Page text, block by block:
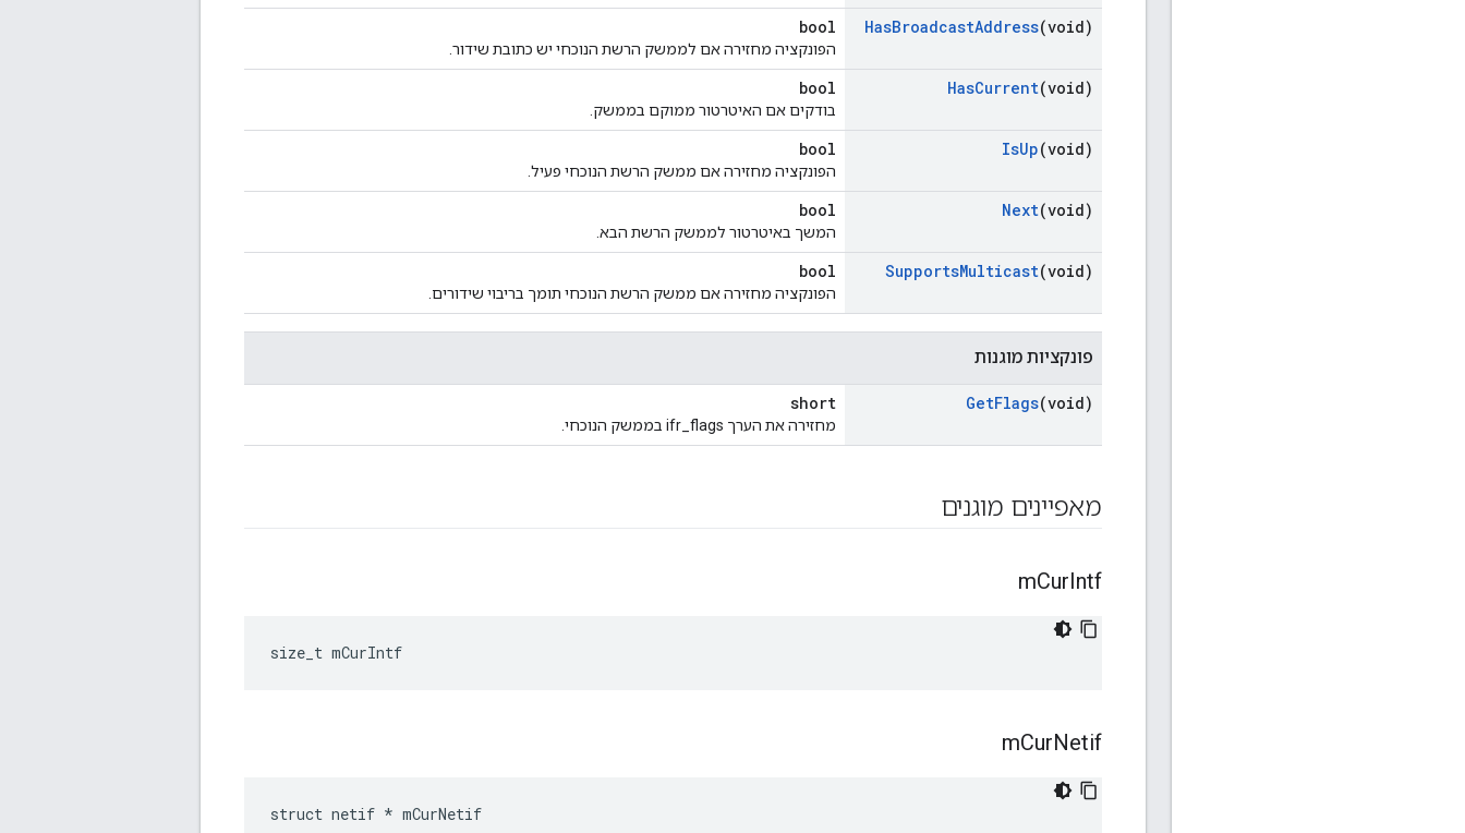
HasBroadcastAddress(void)
bool
הפונקציה מחזירה אם לממשק הרשת הנוכחי יש כתובת שידור.
HasCurrent(void)
bool
בודקים אם האיטרטור ממוקם בממשק.
IsUp(void)
bool
הפונקציה מחזירה אם ממשק הרשת הנוכחי פעיל.
Next(void)
bool
המשך באיטרטור לממשק הרשת הבא.
SupportsMulticast(void)
bool
הפונקציה מחזירה אם ממשק הרשת הנוכחי תומך בריבוי שידורים.
פונקציות מוגנות
GetFlags(void)
short
מחזירה את הערך ifr_flags בממשק הנוכחי.
מאפיינים מוגנים
mCurIntf
size_t mCurIntf
mCurNetif
struct netif * mCurNetif